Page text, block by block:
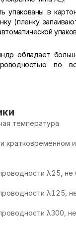
упакованы в
(пленку
обладает
по
температура
кратковременном
λ25, не
λ125,
λ300,